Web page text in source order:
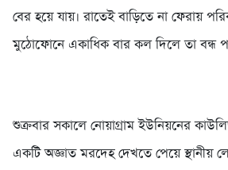
বের হয়ে যায়। রাতেই বাড়িতে না ফেরায়
মুঠোফোনে একাধিক বার কল দিলে তা বন্ধ
শুক্রবার সকালে নোয়াগ্রাম ইউনিয়নের
একটি অজ্ঞাত মরদেহ দেখতে পেয়ে স্থানীয়